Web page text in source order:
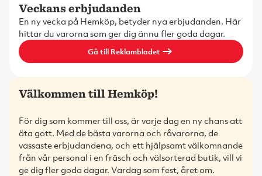
Veckans erbjudanden
En ny vecka på Hemköp, betyder nya erbjudanden. Här
hittar du varorna som ger dig ännu fler goda dagar.
Gå till Reklambladet
Välkommen till Hemköp!
För dig som kommer till oss, är varje dag en ny chans att
äta gott. Med de bästa varorna och råvarorna, de
vassaste erbjudandena, och ett hjälpsamt välkomnande
från vår personal i en fräsch och välsorterad butik, vill vi
ge dig fler goda dagar. Vardag som fest, året om.